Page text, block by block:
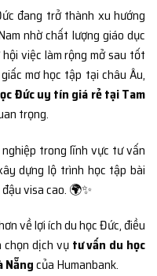
đang trở thành xu hướng
nhờ chất lượng giáo dục
việc làm rộng mở sau tốt
mơ học tập tại châu Âu,
Đức uy tín giá rẻ tại Tam
trọng.
trong lĩnh vực tư vấn
dựng lộ trình học tập bài
visa cao. 🌍✨
về lợi ích du học Đức, điều
chọn dịch vụ tư vấn du học
Nẵngcủa Humanbank.